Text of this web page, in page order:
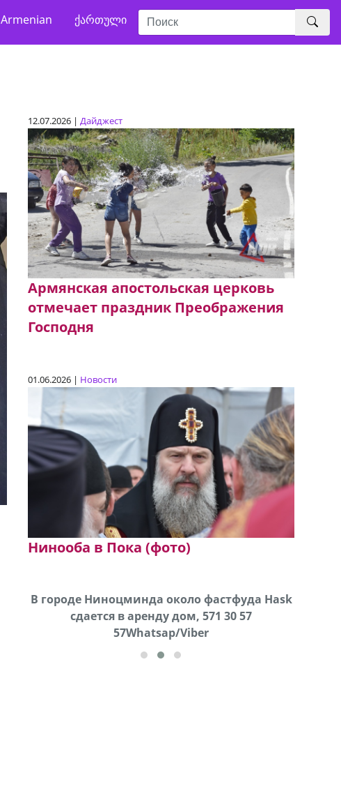
Armenian ქართული
12.07.2026 | Дайджест
Армянская апостольская церковь
отмечает праздник Преображения
Господня
01.06.2026 | Новости
Нинооба в Пока (фото)
В городе Ниноцминда около фастфуда Hask
cдается в аренду дом, 571 30 57
57Whatsap/Viber
Продается машина марки Prado,571 30 57
57Whatsap/Viber